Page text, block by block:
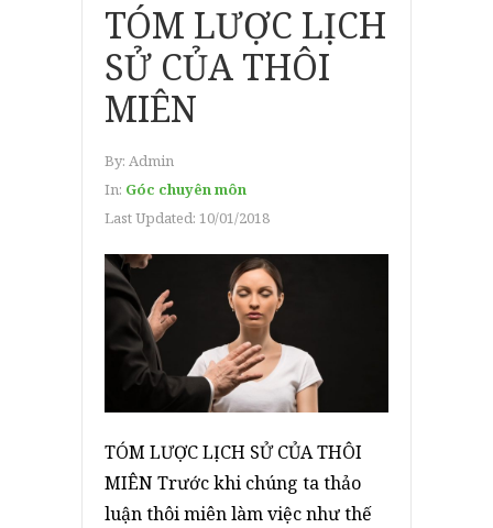
TÓM LƯỢC LỊCH
SỬ CỦA THÔI
MIÊN
By: Admin
In: Góc chuyên môn
Last Updated: 10/01/2018
TÓM LƯỢC LỊCH SỬ CỦA THÔI
MIÊN Trước khi chúng ta thảo
luận thôi miên làm việc như thế